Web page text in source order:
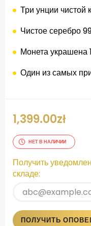
Три унции чистой
Чистое серебро
Монетаукрашена
Один изсамых
1,399.00zł
НЕТ В НАЛИЧИИ
Получить
складе:
ПОЛУЧИТЬ